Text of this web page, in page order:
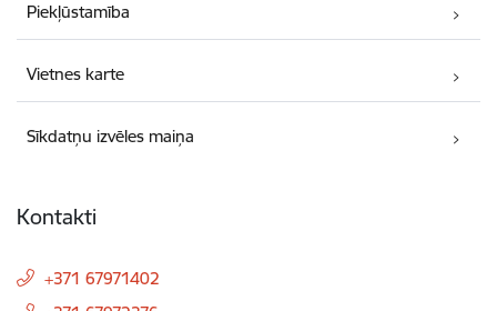
Piekļūstamība
Vietnes karte
Sīkdatņu izvēles maiņa
Kontakti
+371 67971402